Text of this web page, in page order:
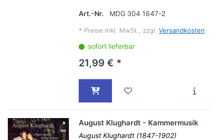
Art.-Nr. MDG 304 1647-2
* Preise inkl. MwSt., zzgl. Versandkosten
sofort lieferbar
21,99 € *
August Klughardt - Kammermusik
August Klughardt (1847-1902)